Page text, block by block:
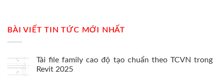
BÀI VIẾT TIN TỨC MỚI NHẤT
Tải file family cao độ tạo chuẩn theo TCVN trong
Revit 2025